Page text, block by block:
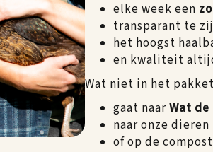
elke week een
transparant te
het hoogst
en kwaliteit
Wat niet in het
gaat naarWat
naar onze dieren
of op de